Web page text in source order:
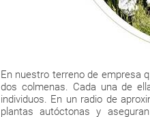
En nuestro terreno de empresa
dos colmenas. Cada una de
individuos. En un radio de
plantas autóctonas y